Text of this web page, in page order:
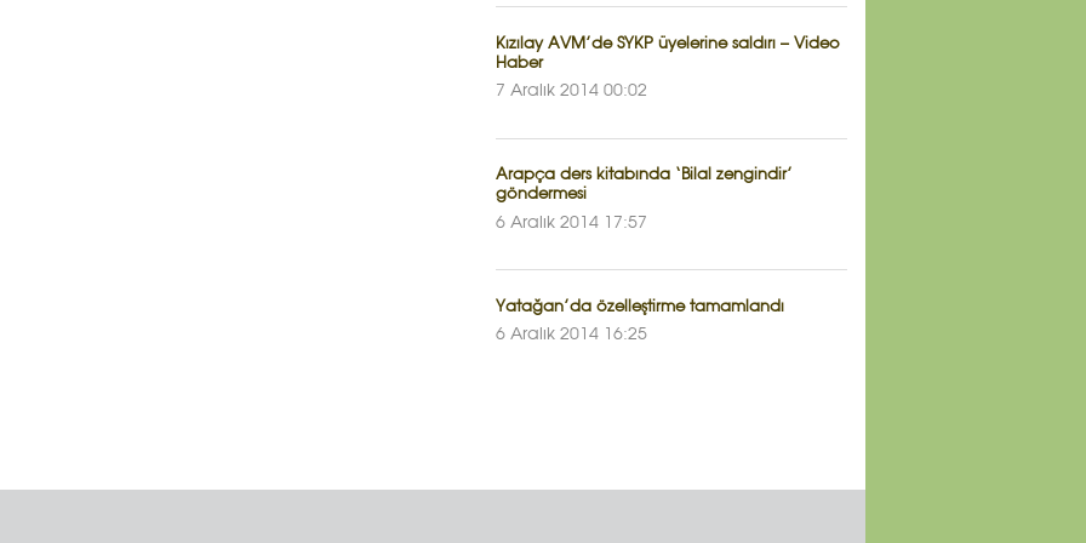
Kızılay AVM’de SYKP üyelerine saldırı – Video
Haber
7 Aralık 2014 00:02
Arapça ders kitabında ‘Bilal zengindir’
göndermesi
6 Aralık 2014 17:57
Yatağan’da özelleştirme tamamlandı
6 Aralık 2014 16:25